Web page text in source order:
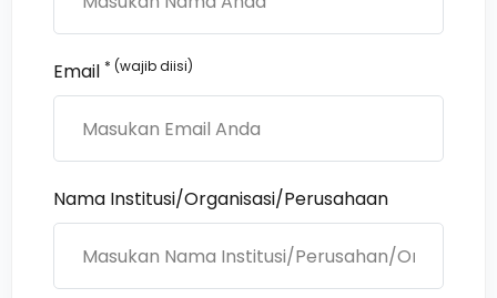
Email * (wajib diisi)
Nama Institusi/Organisasi/Perusahaan